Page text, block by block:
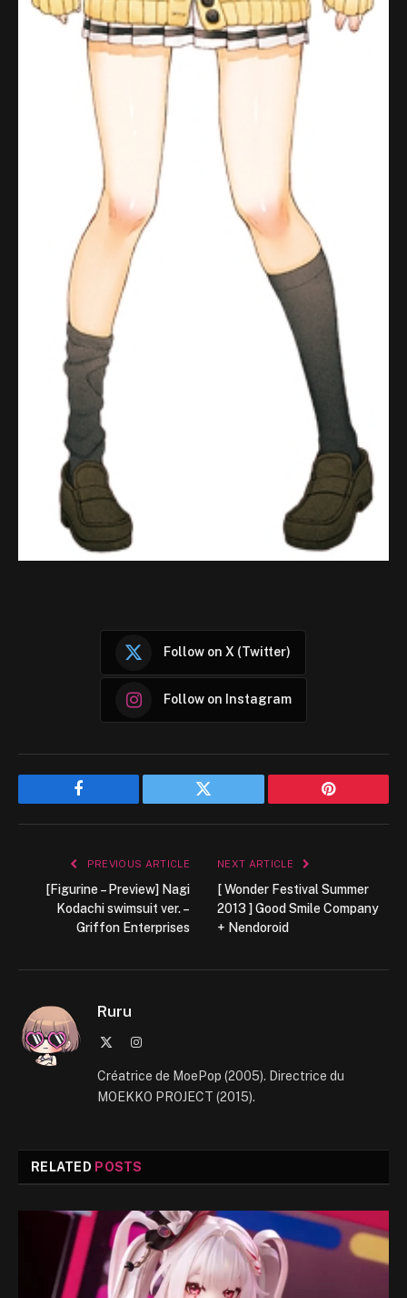
Follow on X (Twitter)
Follow on Instagram
Facebook Twitter Pinterest
PREVIOUS ARTICLE
[Figurine – Preview] Nagi
Kodachi swimsuit ver. –
Griffon Enterprises
NEXT ARTICLE
[ Wonder Festival Summer
2013 ] Good Smile Company
+ Nendoroid
Ruru
Instagram
Créatrice de MoePop (2005). Directrice du
MOEKKO PROJECT (2015).
RELATED POSTS